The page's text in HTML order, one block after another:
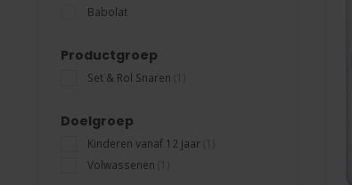
Babolat
Productgroep
Set & Rol Snaren
Doelgroep
Kinderen vanaf 12 jaar
Volwassenen